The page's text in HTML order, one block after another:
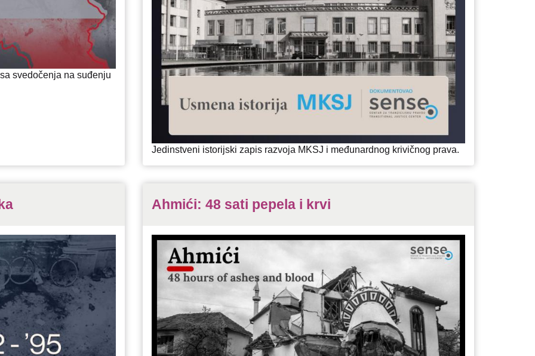
svedočenja na suđenju
Jedinstveni istorijski zapis razvoja MKSJ i međunardnog krivičnog prava.
Ahmići: 48 sati pepela i krvi